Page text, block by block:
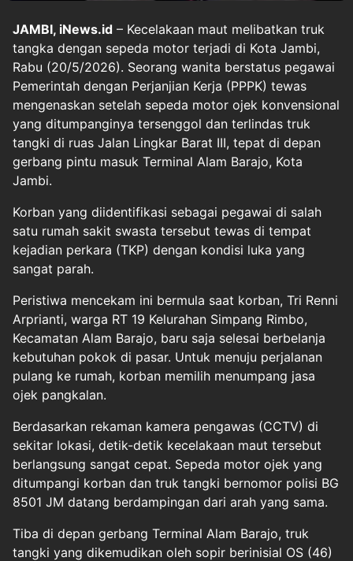
JAMBI, iNews.id – Kecelakaan maut melibatkan truk
tangka dengan sepeda motor terjadi di Kota Jambi,
Rabu (20/5/2026). Seorang wanita berstatus pegawai
Pemerintah dengan Perjanjian Kerja (PPPK) tewas
mengenaskan setelah sepeda motor ojek konvensional
yang ditumpanginya tersenggol dan terlindas truk
tangki di ruas Jalan Lingkar Barat III, tepat di depan
gerbang pintu masuk Terminal Alam Barajo, Kota
Jambi.
Korban yang diidentifikasi sebagai pegawai di salah
satu rumah sakit swasta tersebut tewas di tempat
kejadian perkara (TKP) dengan kondisi luka yang
sangat parah.
Peristiwa mencekam ini bermula saat korban, Tri Renni
Arprianti, warga RT 19 Kelurahan Simpang Rimbo,
Kecamatan Alam Barajo, baru saja selesai berbelanja
kebutuhan pokok di pasar. Untuk menuju perjalanan
pulang ke rumah, korban memilih menumpang jasa
ojek pangkalan.
Berdasarkan rekaman kamera pengawas (CCTV) di
sekitar lokasi, detik-detik kecelakaan maut tersebut
berlangsung sangat cepat. Sepeda motor ojek yang
ditumpangi korban dan truk tangki bernomor polisi BG
8501 JM datang berdampingan dari arah yang sama.
Tiba di depan gerbang Terminal Alam Barajo, truk
tangki yang dikemudikan oleh sopir berinisial OS (46)